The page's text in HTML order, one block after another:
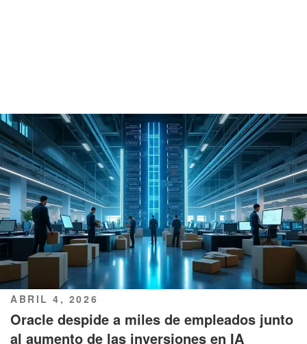
PUBLICADO
EL
ABRIL 4, 2026
Oracle despide a miles de empleados junto
al aumento de las inversiones en IA